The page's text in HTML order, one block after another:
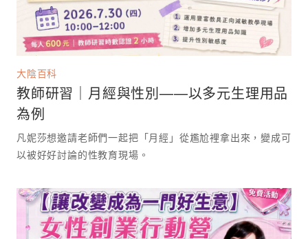
大陰百科
教師研習｜月經與性別——以多元生理用品
為例
凡妮莎想邀請老師們一起把「月經」從尷尬裡拿出來，變成可